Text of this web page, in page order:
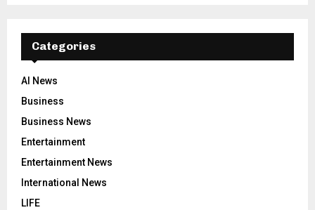
Categories
AI News
Business
Business News
Entertainment
Entertainment News
International News
LIFE